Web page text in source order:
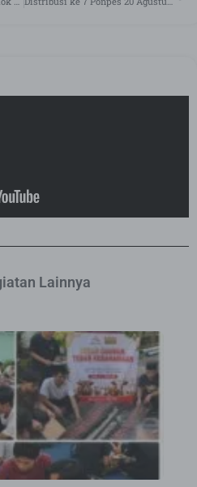
Lainnya